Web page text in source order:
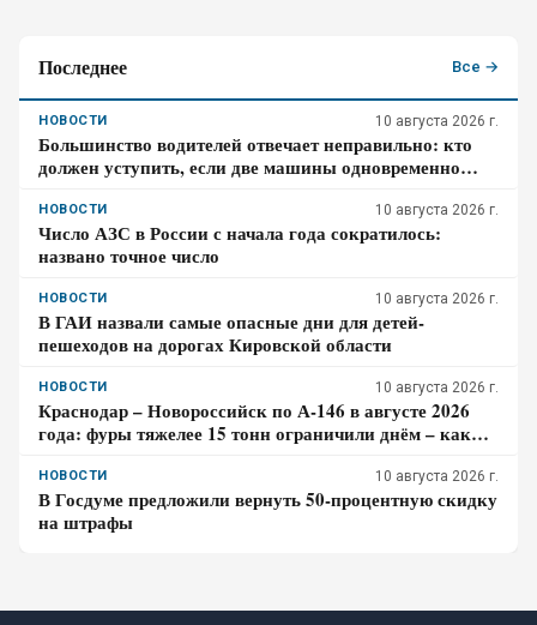
Последнее Все →
НОВОСТИ 10 августа 2026 г.
Большинство водителей отвечает неправильно: кто
должен уступить, если две машины одновременно
НОВОСТИ 10 августа 2026 г.
Число АЗС в России с начала года сократилось:
названо точное число
НОВОСТИ 10 августа 2026 г.
В ГАИ назвали самые опасные дни для детей-
пешеходов на дорогах Кировской области
НОВОСТИ 10 августа 2026 г.
Краснодар – Новороссийск по А-146 в августе 2026
года: фуры тяжелее 15 тонн ограничили днём – как
НОВОСТИ 10 августа 2026 г.
В Госдуме предложили вернуть 50-процентную скидку
на штрафы